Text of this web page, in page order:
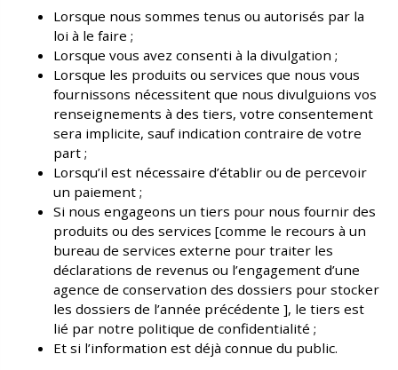
Lorsque nous sommes tenus ou autorisés par la
loi à le faire ;
Lorsque vous avez consenti à la divulgation ;
Lorsque les produits ou services que nous vous
fournissons nécessitent que nous divulguions vos
renseignements à des tiers, votre consentement
sera implicite, sauf indication contraire de votre
part ;
Lorsqu’il est nécessaire d’établir ou de percevoir
un paiement ;
Si nous engageons un tiers pour nous fournir des
produits ou des services [comme le recours à un
bureau de services externe pour traiter les
déclarations de revenus ou l’engagement d’une
agence de conservation des dossiers pour stocker
les dossiers de l’année précédente ], le tiers est
lié par notre politique de confidentialité ;
Et si l’information est déjà connue du public.